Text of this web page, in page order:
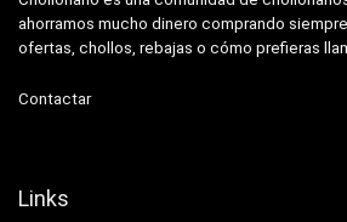
ahorramos mucho dinero comprando
ofertas, chollos, rebajas o cómo prefieras
Contactar
Links